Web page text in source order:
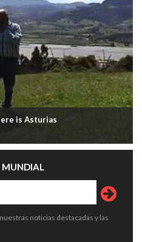
is Asturias
MUNDIAL
noticias destacadas y las